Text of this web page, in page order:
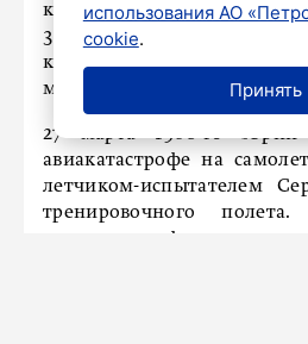
корабле «Восток-1»
302 километра со
километров в час. Полет
минут, но это время
27 марта 1968-го Юрий
авиакатастрофе на
летчиком-испытателем
тренировочного
авиакатастрофы
использования АО
cookie.
Принять